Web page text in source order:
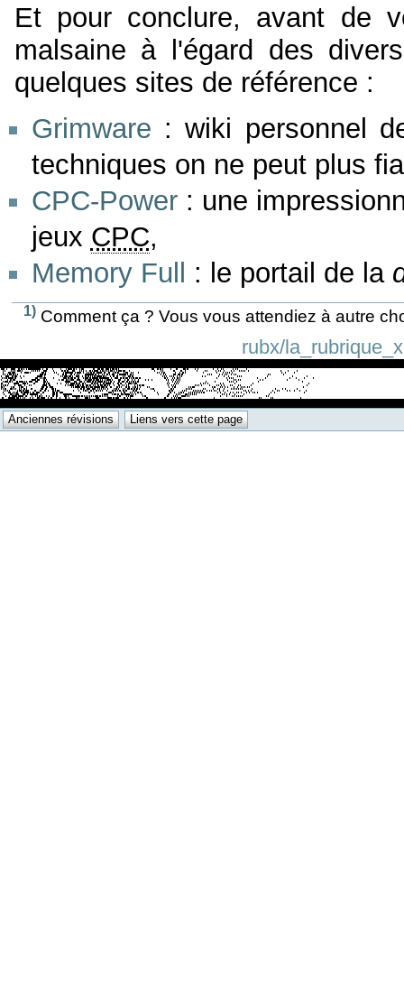
Et pour conclure, avant de
malsaine à l'égard des
quelques sites de référence :
Grimware : wiki personnel
techniques on ne peut plus
CPC-Power: une
jeux CPC,
Memory Full : le portail de la
1)Comment ça ? Vous vous attendiez à autre
rubx/